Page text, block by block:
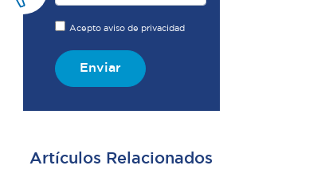
Acepto aviso de privacidad
Enviar
Artículos Relacionados